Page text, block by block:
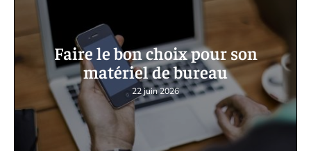
Faire le bon choix pour son
matériel de bureau
22 juin 2026